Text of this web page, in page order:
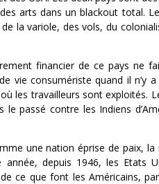
arts dans un blackout total.
la variole, des vols, du
financier de ce pays ne
vie consumériste quand il n’y
les travailleurs sont exploités.
passé contre les Indiens
une nation éprise de paix,
depuis 1946, les Etats
ce que font les Américains,